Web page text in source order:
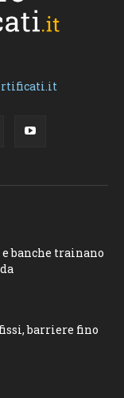
banche trainano
barriere fino